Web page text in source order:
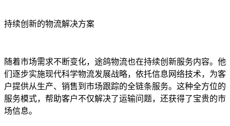
持续创新的物流解决方案
随着市场需求不断变化，途鸽物流也在持续创新服务内容。他
们逐步实施现代科学物流发展战略，依托信息网络技术，为客
户提供从生产、销售到市场跟踪的全链条服务。这种全方位的
服务模式，帮助客户不仅解决了运输问题，还获得了宝贵的市
场信息。